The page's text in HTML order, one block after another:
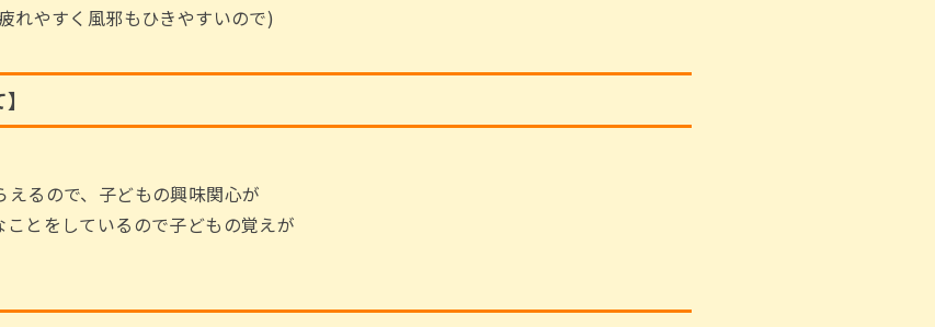
れやすく風邪もひきやすいので)
】
るので、子どもの興味関心が
とをしているので子どもの覚えが